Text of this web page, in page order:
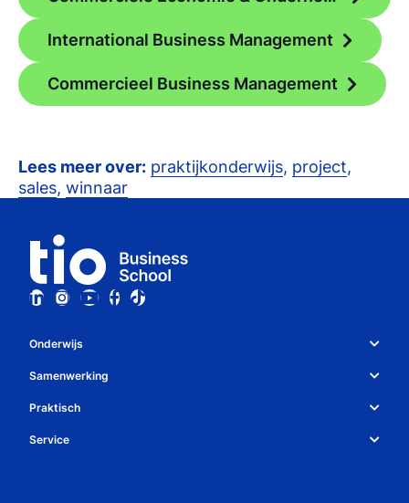
International Business Management
Commercieel Business Management
Lees meer over: praktijkonderwijs, project,
sales, winnaar
Onderwijs
Studiekeuze en opleidingen
Studiekeuzetest
Studiegids
Samenwerking
Over Tio
Bedrijven
Praktisch
Whatsapp
Service